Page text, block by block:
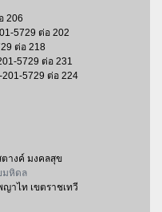
206
5729 ต่อ 202
ต่อ 218
5729 ต่อ 231
201-5729 ต่อ 224
างค์ มงคลสุข
มหิดล
าไท เขตราชเทวี